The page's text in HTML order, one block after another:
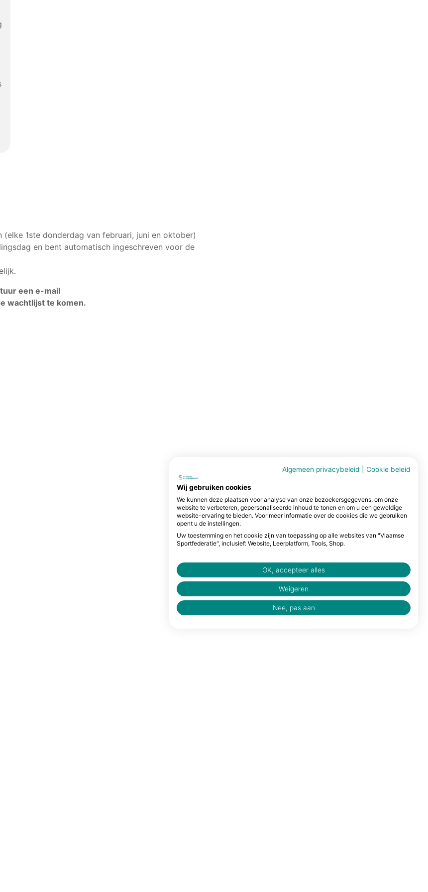
1ste donderdag van februari, juni en oktober)
en bent automatisch ingeschreven voor de
een e-mail
wachtlijst te komen.
Algemeen privacybeleid Cookie beleid
Wij gebruiken cookies
We kunnen deze plaatsen voor analyse van onze bezoekersgegevens, om onze
website te verbeteren, gepersonaliseerde inhoud te tonen en om u een geweldige
website-ervaring te bieden. Voor meer informatie over de cookies die we gebruiken
opent u de instellingen.
Uw toestemming en het cookie zijn van toepassing op alle websites van "Vlaamse
Sportfederatie", inclusief: Website, Leerplatform, Tools, Shop.
OK, accepteer alles
Weigeren
Nee, pas aan